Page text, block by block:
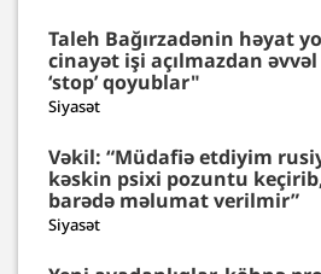
Taleh Bağırzadənin həyat
cinayət işi açılmazdan əvvəl
‘stop’ qoyublar"
Siyasət
Vəkil: “Müdafiə etdiyim
kəskin psixi pozuntu
barədə məlumat verilmir”
Siyasət